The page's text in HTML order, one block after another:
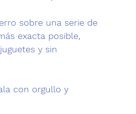
sobre una serie de
exacta posible,
y sin
con orgullo y